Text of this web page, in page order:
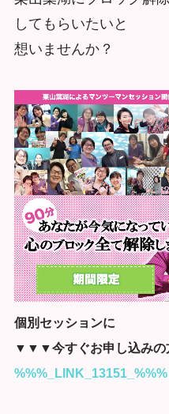
してもらいたいと
想いませんか？
個別セッションに
▼▼▼今すぐお申し込み
%%%_LINK_13151_%%%